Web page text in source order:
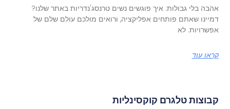
אהבה בלי גבולות: איך פוגשים נשים טרנסג'נדריות באתר שלנו?
דמיינו שאתם פותחים אפליקציה, ורואים מולכם עולם שלם של
אפשרויות. לא
קראו עוד
קבוצות טלגרם קוקסינליות